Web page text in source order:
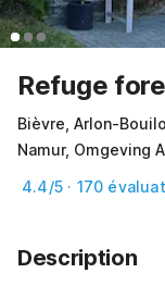
Refuge
Bièvre, Arlon-
Namur, Omgeving
4.4/5 · 170
Description